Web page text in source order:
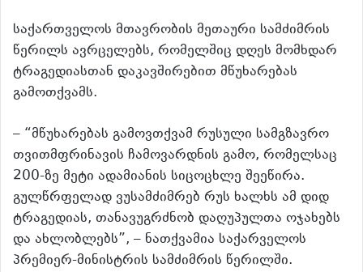
საქართველოს მთავრობის მეთაური სამძიმრის
წერილს ავრცელებს, რომელშიც დღეს მომხდარ
ტრაგედიასთან დაკავშირებით მწუხარებას
გამოთქვამს.
– “მწუხარებას გამოვთქვამ რუსული სამგზავრო
თვითმფრინავის ჩამოვარდნის გამო, რომელსაც
200-ზე მეტი ადამიანის სიცოცხლე შეეწირა.
გულწრფელად ვუსამძიმრებ რუს ხალხს ამ დიდ
ტრაგედიას, თანავუგრძნობ დაღუპულთა ოჯახებს
და ახლობლებს”, – ნათქვამია საქარველოს
პრემიერ-მინისტრის სამძიმრის წერილში.